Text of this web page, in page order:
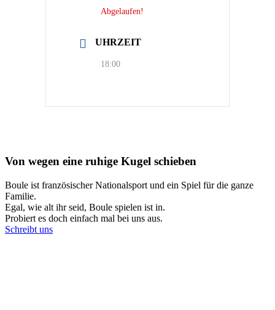
Abgelaufen!
UHRZEIT
18:00
Von wegen eine ruhige Kugel schieben
Boule ist französischer Nationalsport und ein Spiel für die ganze
Familie.
Egal, wie alt ihr seid, Boule spielen ist in.
Probiert es doch einfach mal bei uns aus.
Schreibt uns